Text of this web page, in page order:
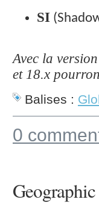
SI
Avec la
et 18.x
Balises :
0